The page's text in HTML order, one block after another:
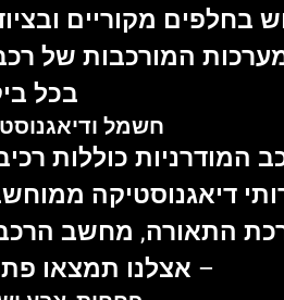
בחלפים מקוריים
המורכבות של
בכל
המודרניות כוללות
דיאגנוסטיקה
התאורה, מחשב
– אצלנו תמצאו